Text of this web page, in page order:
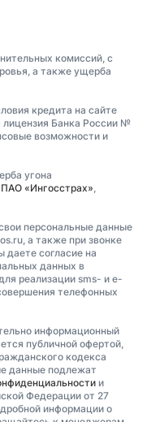
комиссий, с
а также ущерба
кредита на сайте
лицензия Банка России №
возможности и
угона
«Ингосстрах»
персональные данные
а также при звонке
даете согласие на
данных в
реализации sms- и e-
телефонных
информационный
публичной офертой,
кодекса
данные подлежат
и
Федерации от 27
информации о